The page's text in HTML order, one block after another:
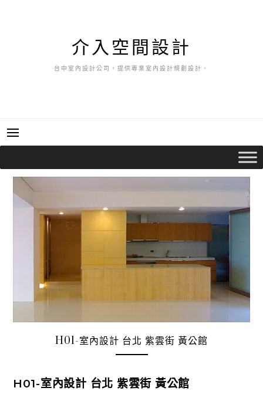
介入空間設計
台中室內設計公司，提供專業室內設計規劃設計。
H01-室內設計 台北 紫雲街 黃公館
H01-室內設計 台北 紫雲街 黃公館